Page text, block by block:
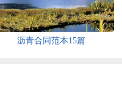
沥青合同范本15篇